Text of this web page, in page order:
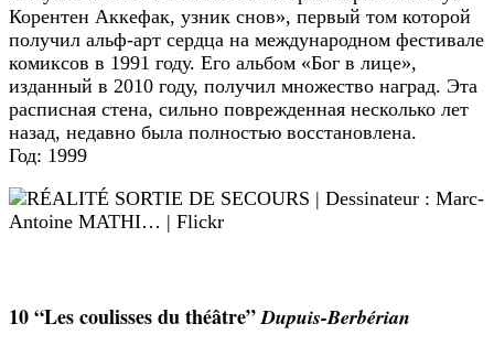
Корентен Аккефак, узник снов», первый том которой
получил альф-арт сердца на международном фестивале
комиксов в 1991 году. Его альбом «Бог в лице»,
изданный в 2010 году, получил множество наград. Эта
расписная стена, сильно поврежденная несколько лет
назад, недавно была полностью восстановлена.
Год: 1999
10 “Les coulisses du théâtre”Dupuis-Berbérian